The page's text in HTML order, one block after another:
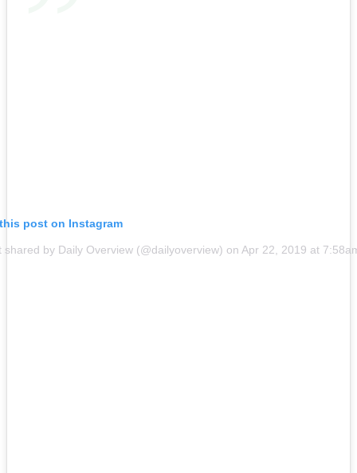
post on Instagram
shared by Daily Overview (@dailyoverview) on Apr 22, 2019 at